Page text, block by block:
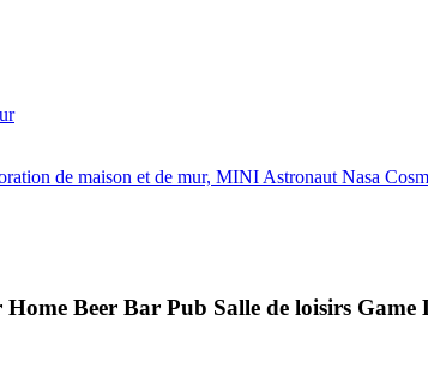
Beer Bar Pub Salle de loisirs